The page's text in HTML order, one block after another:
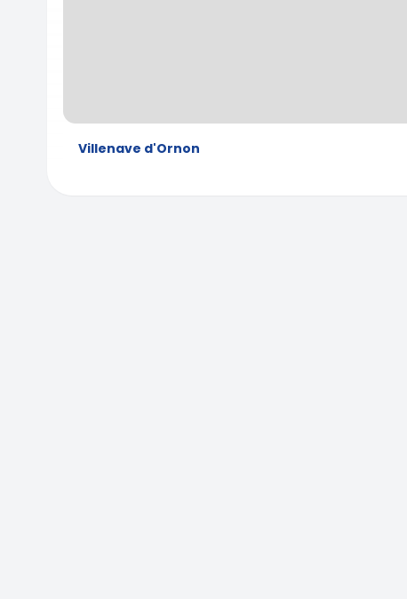
Villenave d'Ornon